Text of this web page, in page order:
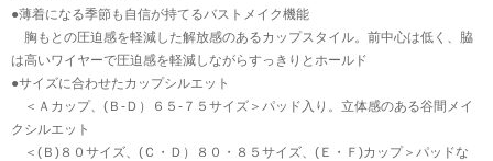
●薄着になる季節も自信が持てるバストメイク機能
胸もとの圧迫感を軽減した解放感のあるカップスタイル。前中心は低く、脇
は高いワイヤーで圧迫感を軽減しながらすっきりとホールド
●サイズに合わせたカップシルエット
＜Ａカップ、(Ｂ-Ｄ）６５-７５サイズ＞パッド入り。立体感のある谷間メイ
クシルエット
＜(Ｂ)８０サイズ、(Ｃ・Ｄ）８０・８５サイズ、(Ｅ・Ｆ)カップ＞パッドな